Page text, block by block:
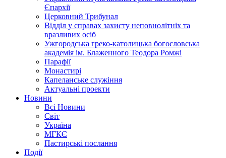
Єпархії
Церковний Трибунал
Відділ у справах захисту неповнолітніх та
вразливих осіб
Ужгородська греко-католицька богословська
академія ім. Блаженного Теодора Ромжі
Парафії
Монастирі
Капеланське служіння
Актуальні проекти
Новини
Всі Новини
Світ
Україна
МГКЄ
Пастирські послання
Події